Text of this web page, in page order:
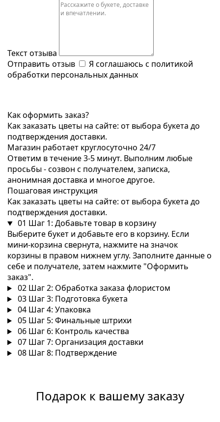
Текст отзыва
Отправить отзыв
Я соглашаюсь с политикой
обработки персональных данных
Как оформить заказ?
Как заказать цветы на сайте: от выбора букета до
подтверждения доставки.
Магазин работает круглосуточно 24/7
Ответим в течение 3-5 минут. Выполним любые
просьбы - созвон с получателем, записка,
анонимная доставка и многое другое.
Пошаговая инструкция
Как заказать цветы на сайте: от выбора букета до
подтверждения доставки.
01 Шаг 1: Добавьте товар в корзину
Выберите букет и добавьте его в корзину. Если
мини-корзина свернута, нажмите на значок
корзины в правом нижнем углу. Заполните данные о
себе и получателе, затем нажмите "Оформить
заказ".
02 Шаг 2: Обработка заказа флористом
03 Шаг 3: Подготовка букета
04 Шаг 4: Упаковка
05 Шаг 5: Финальные штрихи
06 Шаг 6: Контроль качества
07 Шаг 7: Организация доставки
08 Шаг 8: Подтверждение
Подарок к вашему заказу